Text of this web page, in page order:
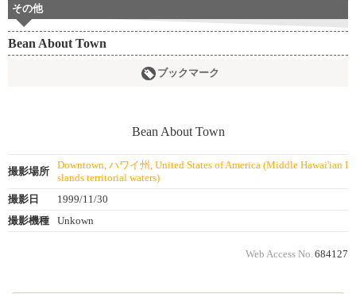
その他
Bean About Town
ブックマーク
撮影場所
Downtown, ハワイ州, United States of America (Middle Hawai'ian I
slands territorial waters)
撮影日
1999/11/30
撮影機種
Unkown
Web Access No. 684127